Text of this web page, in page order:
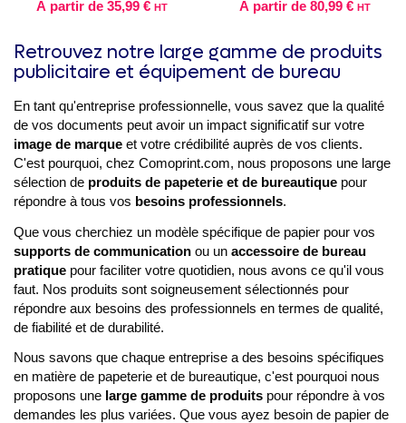
À partir de 35,99 € HT À partir de 80,99 € HT
Retrouvez notre large gamme de produits
publicitaire et équipement de bureau
En tant qu'entreprise professionnelle, vous savez que la qualité
de vos documents peut avoir un impact significatif sur votre
image de marque et votre crédibilité auprès de vos clients.
C'est pourquoi, chez Comoprint.com, nous proposons une large
sélection de produits de papeterie et de bureautique pour
répondre à tous vos besoins professionnels.
Que vous cherchiez un modèle spécifique de papier pour vos
supports de communication ou un accessoire de bureau
pratique pour faciliter votre quotidien, nous avons ce qu'il vous
faut. Nos produits sont soigneusement sélectionnés pour
répondre aux besoins des professionnels en termes de qualité,
de fiabilité et de durabilité.
Nous savons que chaque entreprise a des besoins spécifiques
en matière de papeterie et de bureautique, c'est pourquoi nous
proposons une large gamme de produits pour répondre à vos
demandes les plus variées. Que vous ayez besoin de papier de